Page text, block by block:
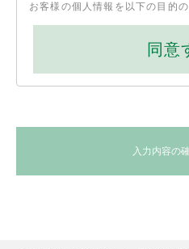
お客様の個人情報を以下の目的
1.お客様からお申込みがあった
付、資料・パンフレットの送付を
当者が回答の連絡を行うため。
4.フェア、イベントなどの告知
同意
入力内容の